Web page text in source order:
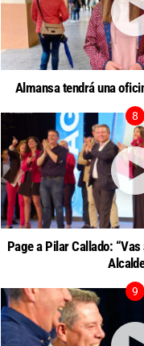
Almansa tendrá una
Page a Pilar Callado: